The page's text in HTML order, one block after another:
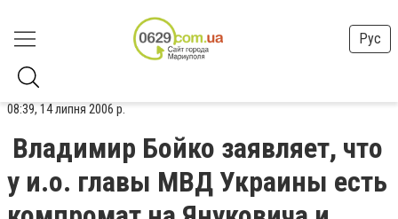
Рус
08:39, 14 липня 2006 р.
Владимир Бойко заявляет, что
у и.о. главы МВД Украины есть